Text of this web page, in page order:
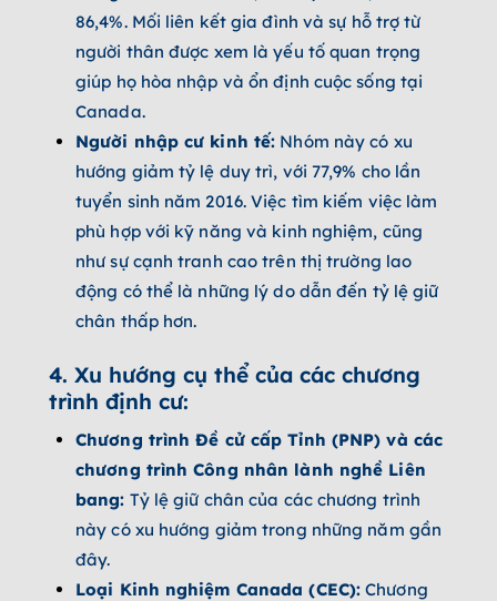
86,4%. Mối liên kết gia đình và sự hỗ trợ từ
người thân được xem là yếu tố quan trọng
giúp họ hòa nhập và ổn định cuộc sống tại
Canada.
Người nhập cư kinh tế: Nhóm này có xu
hướng giảm tỷ lệ duy trì, với 77,9% cho lần
tuyển sinh năm 2016. Việc tìm kiếm việc làm
phù hợp với kỹ năng và kinh nghiệm, cũng
như sự cạnh tranh cao trên thị trường lao
động có thể là những lý do dẫn đến tỷ lệ giữ
chân thấp hơn.
4. Xu hướng cụ thể của các chương
trình định cư:
Chương trình Đề cử cấp Tỉnh (PNP) và các
chương trình Công nhân lành nghề Liên
bang: Tỷ lệ giữ chân của các chương trình
này có xu hướng giảm trong những năm gần
đây.
Loại Kinh nghiệm Canada (CEC): Chương